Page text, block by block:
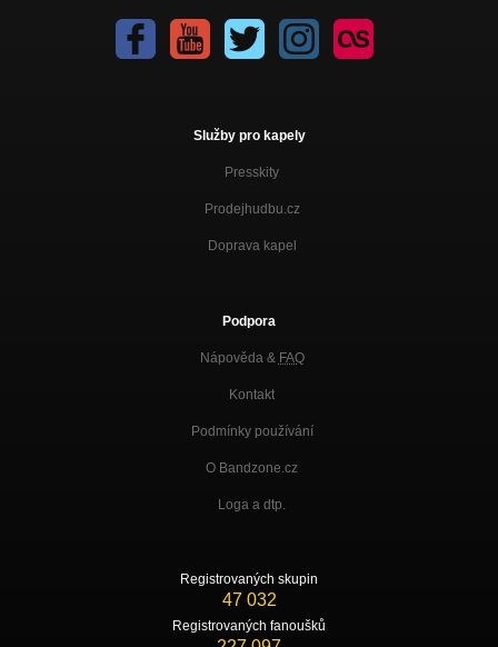
Služby pro kapely
Presskity
Prodejhudbu.cz
Doprava kapel
Podpora
Nápověda & FAQ
Kontakt
Podmínky používání
O Bandzone.cz
Loga a dtp.
Registrovaných skupin
47 032
Registrovaných fanoušků